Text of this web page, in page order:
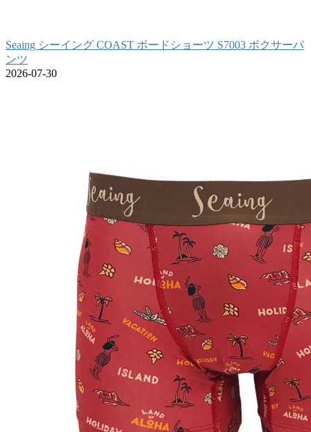
Seaing シーイング COAST ボードショーツ S7003 ボクサーパ
ンツ
2026-07-30